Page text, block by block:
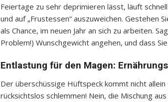
Feiertage zu sehr deprimieren lässt, läuft
und auf „Frustessen“ auszuweichen. Gestehen
als Chance, im neuen Jahr an sich zu arbeiten.
Problem!) Wunschgewicht angehen, und dass
Entlastung für den Magen:
Der überschüssige Hüftspeck kommt nicht
rücksichtslos schlemmen! Nein, die Mischung